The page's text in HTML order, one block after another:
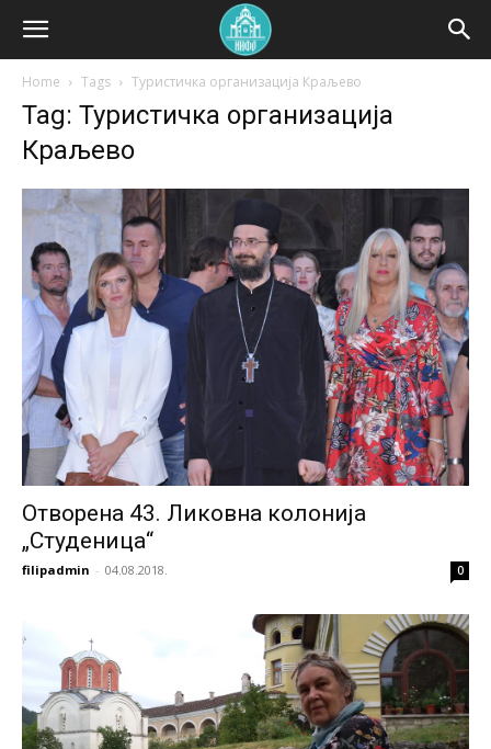
Home Tags Туристичка организација Краљево
Tag: Туристичка организација
Краљево
Отворена 43. Ликовна колонија
„Студеница“
filipadmin - 04.08.2018. 0